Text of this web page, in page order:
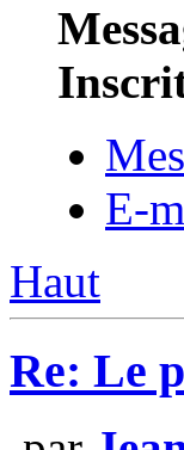
E-
Haut
Re: Le